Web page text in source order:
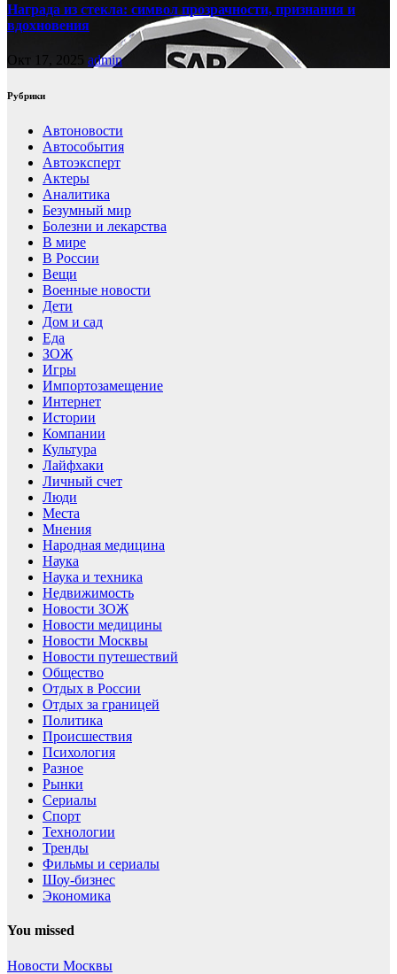
Награда из стекла: символ прозрачности, признания и
вдохновения
Окт 17, 2025 admin
Рубрики
Автоновости
Автособытия
Автоэксперт
Актеры
Аналитика
Безумный мир
Болезни и лекарства
В мире
В России
Вещи
Военные новости
Дети
Дом и сад
Еда
ЗОЖ
Игры
Импортозамещение
Интернет
Истории
Компании
Культура
Лайфхаки
Личный счет
Люди
Места
Мнения
Народная медицина
Наука
Наука и техника
Недвижимость
Новости ЗОЖ
Новости медицины
Новости Москвы
Новости путешествий
Общество
Отдых в России
Отдых за границей
Политика
Происшествия
Психология
Разное
Рынки
Сериалы
Спорт
Технологии
Тренды
Фильмы и сериалы
Шоу-бизнес
Экономика
You missed
Новости Москвы